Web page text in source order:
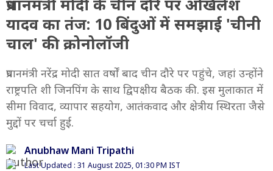
प्रधानमंत्री मोदी के चीन दौरे पर अखिलेश
यादव का तंज: 10 बिंदुओं में समझाई 'चीनी
चाल' की क्रोनोलॉजी
प्रधानमंत्री नरेंद्र मोदी सात वर्षों बाद चीन दौरे पर पहुंचे, जहां उन्होंने
राष्ट्रपति शी जिनपिंग के साथ द्विपक्षीय बैठक की. इस मुलाकात में
सीमा विवाद, व्यापार सहयोग, आतंकवाद और क्षेत्रीय स्थिरता जैसे
मुद्दों पर चर्चा हुई.
Anubhaw Mani Tripathi
Last Updated : 31 August 2025, 01:30 PM IST